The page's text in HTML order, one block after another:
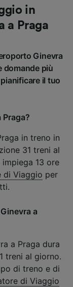
in
a Praga
Ginevra
domande più
il tuo
in treno in
31 treni al
13 ore
di Viaggio per
a
a Praga dura
treni al giorno.
di treno e di
di Viaggio